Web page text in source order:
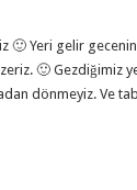
🙂 Yeri gelir
🙂 Gezdiğimiz
dönmeyiz. Ve